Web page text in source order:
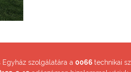
szolgálatára a 0066 technikai